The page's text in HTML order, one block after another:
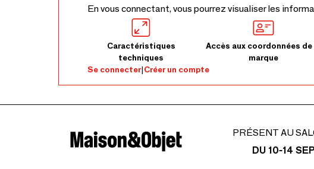
En vous connectant, vous pourrez visualiser les
Caractéristiques
techniques
Accès aux coordonnées de
marque
Se connecter|Créer un compte
PRÉSENT AU
DU 10-14